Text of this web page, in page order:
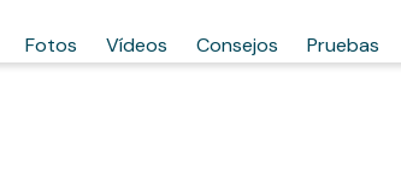
Fotos Vídeos Consejos Pruebas